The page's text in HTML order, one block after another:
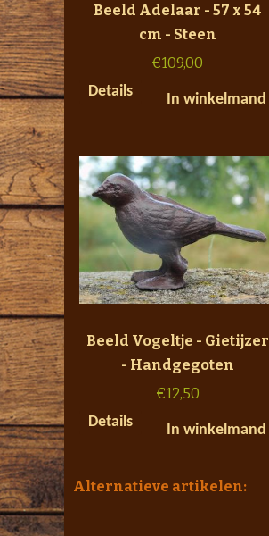
Beeld Adelaar - 57 x 54
cm - Steen
€109,00
Details
In winkelmand
Beeld Vogeltje - Gietijzer
- Handgegoten
€12,50
Details
In winkelmand
Alternatieve artikelen: